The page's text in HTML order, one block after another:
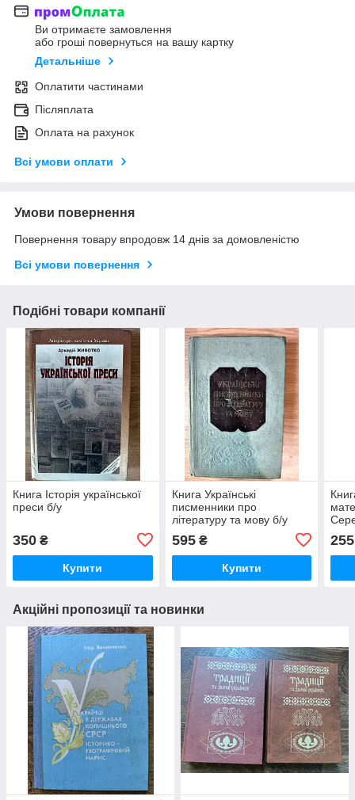
Ви отримаєте замовлення
або гроші повернуться на вашу картку
Детальніше
Оплатити частинами
Післяплата
Оплата на рахунок
Всі умови оплати
Умови повернення
Повернення товару впродовж 14 днів за домовленістю
Всі умови повернення
Подібні товари компанії
Книга Історія української
преси б/у
350 ₴
Купити
Книга Українські
писменники про
літературу та мову б/у
595₴
Купити
255
Акційні пропозиції та новинки